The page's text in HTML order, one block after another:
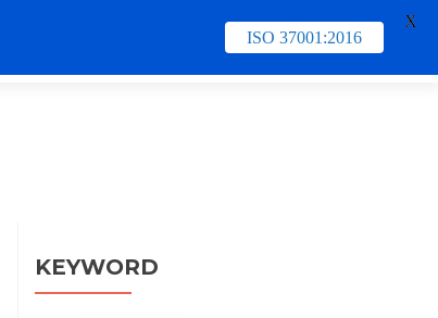
Training & Schedule
KEYWORD
ISO 37001:2016
X